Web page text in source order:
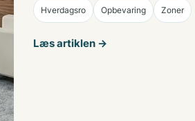
Hverdagsro Opbevaring Zoner
Læs artiklen →